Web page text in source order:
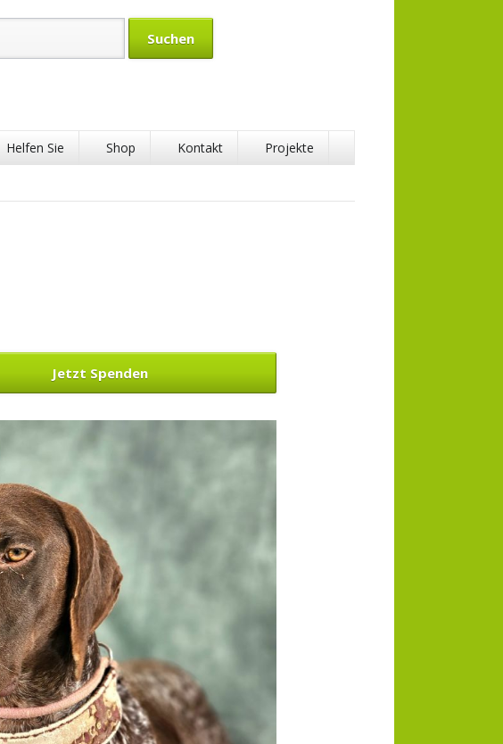
Helfen Sie
Tier Patenschaft
Refugio Patenschaft
Medi Patenschaft
Freigänger Patenschaft
Berichte von Freiwilligen
Shop Kontakt Projekte
Jetzt Spenden